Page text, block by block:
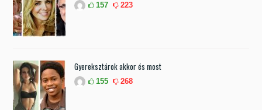
157 223
Gyereksztárok akkor és most
155 268